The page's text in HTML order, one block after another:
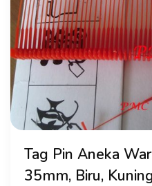
Tag Pin Aneka
35mm, Biru,